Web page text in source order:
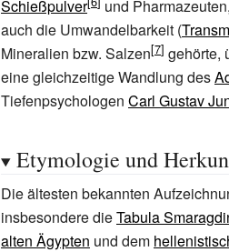
Schießpulver
und
auch die Umwandelbarkeit (
Mineralien bzw. Salzen
gehörte,
eine gleichzeitige Wandlung des
Tiefenpsychologen Carl Gustav
Etymologie und
Die ältesten bekannten
insbesondere dieTabula
alten Ägypten und dem